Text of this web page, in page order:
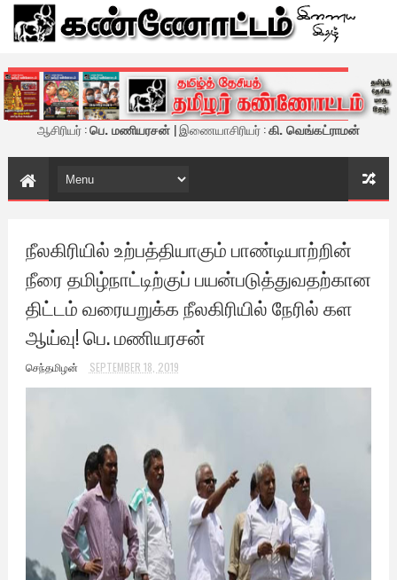
கண்ணோட்டம் - இணைய இதழ்
ஆசிரியர் :பெ. மணியரசன் | இணையாசிரியர் :கி. வெங்கட்ராமன்
நீலகிரியில் உற்பத்தியாகும் பாண்டியாற்றின்
நீரை தமிழ்நாட்டிற்குப் பயன்படுத்துவதற்கான
திட்டம் வரையறுக்க நீலகிரியில் நேரில் கள
ஆய்வு! பெ. மணியரசன்
செந்தமிழன் SEPTEMBER 18, 2019